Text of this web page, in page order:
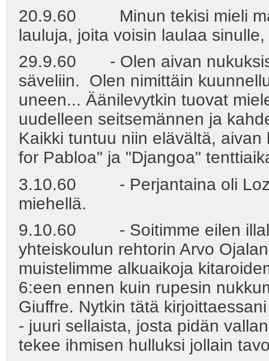
20.9.60 Minun tekisi mieli
lauluja, joita voisin laulaa
29.9.60 - Olen aivan
säveliin. Olen nimittäin
uneen... Äänilevytkin tuovat
uudelleen seitsemännen ja
Kaikki tuntuu niin elävältä,
for Pabloa" ja "Djangoa"
3.10.60 - Perjantaina oli
miehellä.
9.10.60 - Soitimme eilen
yhteiskoulun rehtorin Arvo
muistelimme alkuaikoja
6:een ennen kuin rupesin
Giuffre. Nytkin tätä
- juuri sellaista, josta pidän
tekee ihmisen hulluksi jollain